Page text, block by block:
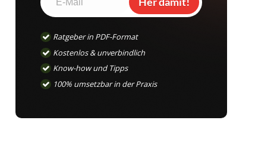
Ratgeber in PDF-Format
Kostenlos & unverbindlich
Know-how und Tipps
100% umsetzbar in der Praxis